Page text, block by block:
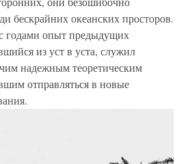
бескрайних океанских просторов.
годами опыт предыдущих
из уст в уста, служил
надежным теоретическим
отправляться в новые